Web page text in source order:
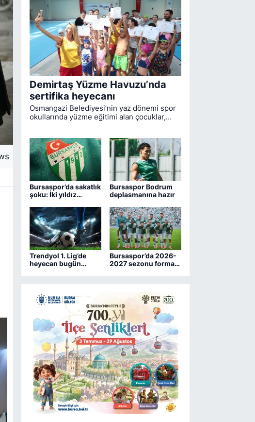
Demirtaş Yüzme Havuzu’nda
sertifika heyecanı
Osmangazi Belediyesi’nin yaz dönemi spor
okullarında yüzme eğitimi alan çocuklar,
Bursaspor’da sakatlık
şoku: İki yıldız
Bursaspor Bodrum
deplasmanına hazır
Trendyol 1. Lig’de
heyecan bugün
Bursaspor’da 2026-
2027 sezonu forma